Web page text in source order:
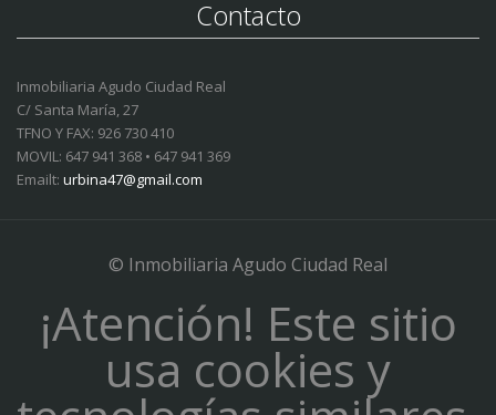
Contacto
Inmobiliaria Agudo Ciudad Real
C/ Santa María, 27
TFNO Y FAX: 926 730 410
MOVIL: 647 941 368 • 647 941 369
Emailt: urbina47@gmail.com
© Inmobiliaria Agudo Ciudad Real
¡Atención! Este sitio
usa cookies y